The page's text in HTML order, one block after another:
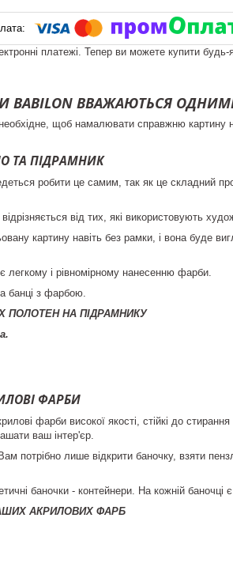
платежі. Тепер ви можете купити
ВВАЖАЮТЬСЯ
щоб намалювати справжню картину
ТА ПІДРАМНИК
робити це самим, так як це складний
від тих, які використовують
картину навіть без рамки, і вона буде
легкому і рівномірному нанесенню фарби.
банці з фарбою.
ПОЛОТЕН НА ПІДРАМНИКУ
ФАРБИ
фарби високої якості, стійкі до
ваш інтер'єр.
потрібно лише відкрити баночку, взяти
баночки - контейнери. На кожній баночці
АКРИЛОВИХ ФАРБ